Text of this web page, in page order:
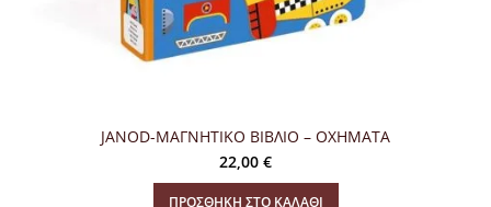
JANOD-ΜΑΓΝΗΤΙΚΟ ΒΙΒΛΙΟ – ΟΧΗΜΑΤΑ
22,00 €
ΠΡΟΣΘΉΚΗ ΣΤΟ ΚΑΛΆΘΙ